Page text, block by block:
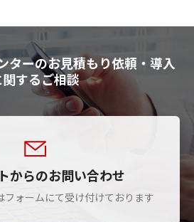
ターのお見積もり依頼・導入
関するご相談
からのお問い合わせ
フォームにて受け付けております